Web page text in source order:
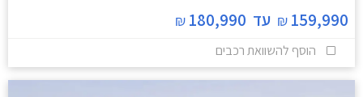
159,990
₪ עד 180,990
₪
הוסף להשוואת רכבים